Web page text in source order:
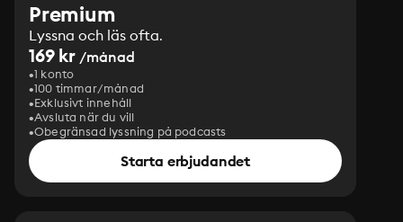
Premium
Lyssna och läs ofta.
169 kr /månad
1 konto
100 timmar/månad
Exklusivt innehåll
Avsluta när du vill
Obegränsad lyssning på podcasts
Starta erbjudandet